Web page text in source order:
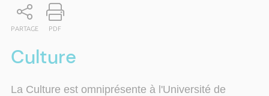
PARTAGE PDF
Culture
La Culture est omniprésente à l'Université de